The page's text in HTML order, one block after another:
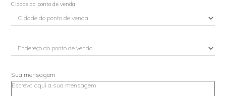
Cidade do ponto de venda
Sua mensagem